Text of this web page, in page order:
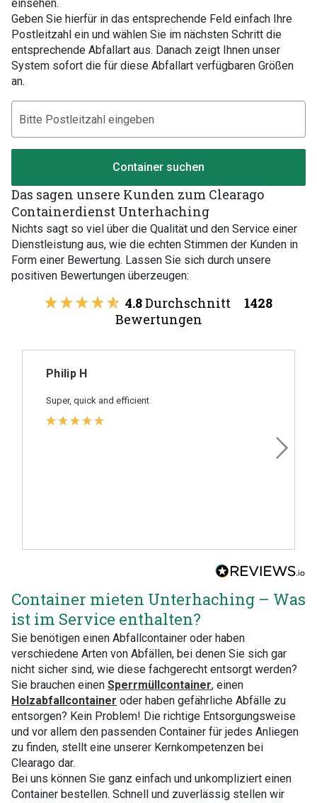
einsehen.
Geben Sie hierfür in das entsprechende Feld einfach Ihre
Postleitzahl ein und wählen Sie im nächsten Schritt die
entsprechende Abfallart aus. Danach zeigt Ihnen unser
System sofort die für diese Abfallart verfügbaren Größen
an.
Container suchen
Das sagen unsere Kunden zum Clearago
Containerdienst Unterhaching
Nichts sagt so viel über die Qualität und den Service einer
Dienstleistung aus, wie die echten Stimmen der Kunden in
Form einer Bewertung. Lassen Sie sich durch unsere
positiven Bewertungen überzeugen:
4.8Durchschnitt
1428
Bewertungen
Philip H
Super, quick and efficient
Container mieten Unterhaching – Was
ist im Service enthalten?
Sie benötigen einen Abfallcontainer oder haben
verschiedene Arten von Abfällen, bei denen Sie sich gar
nicht sicher sind, wie diese fachgerecht entsorgt werden?
Sie brauchen einen Sperrmüllcontainer, einen
Holzabfallcontainer oder haben gefährliche Abfälle zu
entsorgen? Kein Problem! Die richtige Entsorgungsweise
und vor allem den passenden Container für jedes Anliegen
zu finden, stellt eine unserer Kernkompetenzen bei
Clearago dar.
Bei uns können Sie ganz einfach und unkompliziert einen
Container bestellen. Schnell und zuverlässig stellen wir